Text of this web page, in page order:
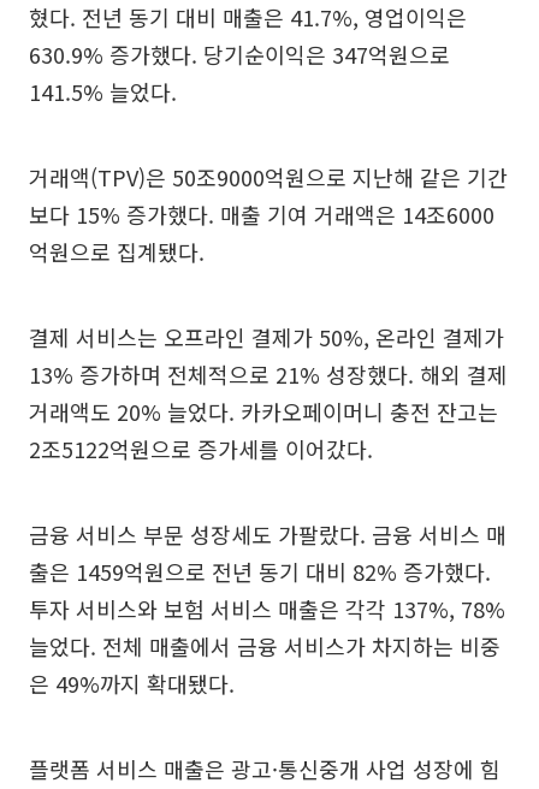
혔다. 전년 동기 대비 매출은 41.7%, 영업이익은
630.9% 증가했다. 당기순이익은 347억원으로
141.5% 늘었다.
거래액(TPV)은 50조9000억원으로 지난해 같은 기간
보다 15% 증가했다. 매출 기여 거래액은 14조6000
억원으로 집계됐다.
결제 서비스는 오프라인 결제가 50%, 온라인 결제가
13% 증가하며 전체적으로 21% 성장했다. 해외 결제
거래액도 20% 늘었다. 카카오페이머니 충전 잔고는
2조5122억원으로 증가세를 이어갔다.
금융 서비스 부문 성장세도 가팔랐다. 금융 서비스 매
출은 1459억원으로 전년 동기 대비 82% 증가했다.
투자 서비스와 보험 서비스 매출은 각각 137%, 78%
늘었다. 전체 매출에서 금융 서비스가 차지하는 비중
은 49%까지 확대됐다.
플랫폼 서비스 매출은 광고·통신중개 사업 성장에 힘